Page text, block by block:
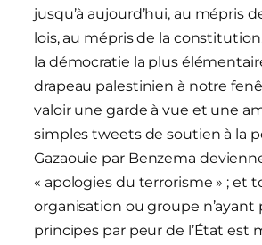
jusqu’à aujourd’hui, au mépris
lois, au mépris de la
la démocratie la plus
drapeau palestinien à notre
valoir une garde à vue et une
simples tweets de soutien à la
Gazaouie par Benzema
« apologies du terrorisme » ; et
organisation ou groupe n’ayant
principes par peur de l’État est